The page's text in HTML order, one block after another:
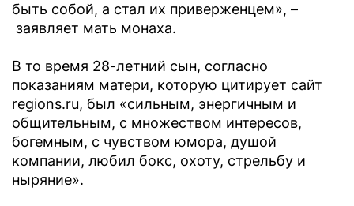
быть собой, а стал их приверженцем», –
заявляет мать монаха.
В то время 28-летний сын, согласно
показаниям матери, которую цитирует сайт
regions.ru, был «сильным, энергичным и
общительным, с множеством интересов,
богемным, с чувством юмора, душой
компании, любил бокс, охоту, стрельбу и
ныряние».